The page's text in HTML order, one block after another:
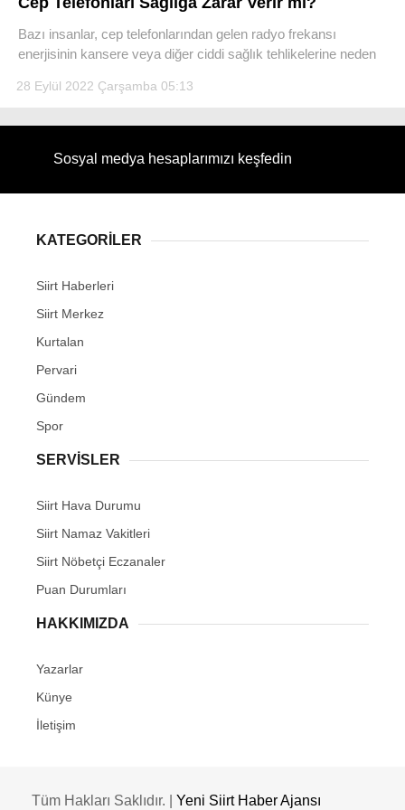
Bazı insanlar, cep telefonlarından gelen radyo frekansı
enerjisinin kansere veya diğer ciddi sağlık tehlikelerine neden
28 Eylül 2022 Çarşamba 05:13
Sosyal medya hesaplarımızı keşfedin
KATEGORİLER
Siirt Haberleri
Siirt Merkez
Kurtalan
Pervari
Gündem
Spor
SERVİSLER
Siirt Hava Durumu
Siirt Namaz Vakitleri
Siirt Nöbetçi Eczanaler
Puan Durumları
HAKKIMIZDA
Yazarlar
Künye
İletişim
Tüm Hakları Saklıdır. | Yeni Siirt Haber Ajansı